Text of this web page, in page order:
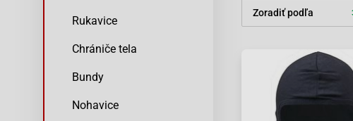
Rukavice
Chrániče tela
Bundy
Nohavice
Zoradiť podľa